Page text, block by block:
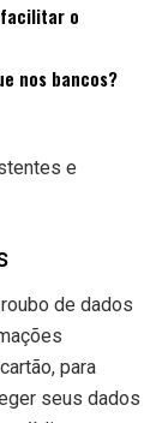
facilitar o
nos bancos?
e
de dados
para
seus dados